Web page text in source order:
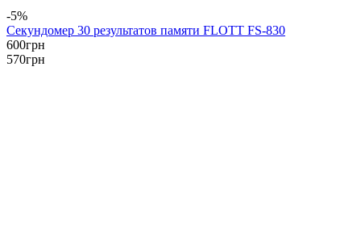
-5%
Секундомер 30 результатов памяти FLOTT FS-830
600грн
570грн